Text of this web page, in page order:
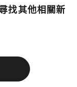
找其他相關新
，即可回到加密